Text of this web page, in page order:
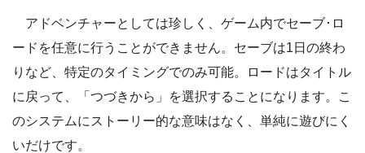
アドベンチャーとしては珍しく、ゲーム内でセーブ･ロ
ードを任意に行うことができません。セーブは1日の終わ
りなど、特定のタイミングでのみ可能。ロードはタイトル
に戻って、「つづきから」を選択することになります。こ
のシステムにストーリー的な意味はなく、単純に遊びにく
いだけです。